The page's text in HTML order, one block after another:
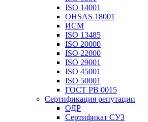
ISO 14001
OHSAS 18001
ИСМ
ISO 13485
ISO 20000
ISO 22000
ISO 29001
ISO 45001
ISO 50001
ГОСТ РВ 0015
Сертификация репутации
ОДР
Сертификат СУЗ